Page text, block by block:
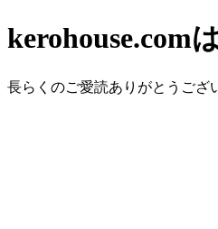
kerohouse.com
長らくのご愛読ありがとうござ